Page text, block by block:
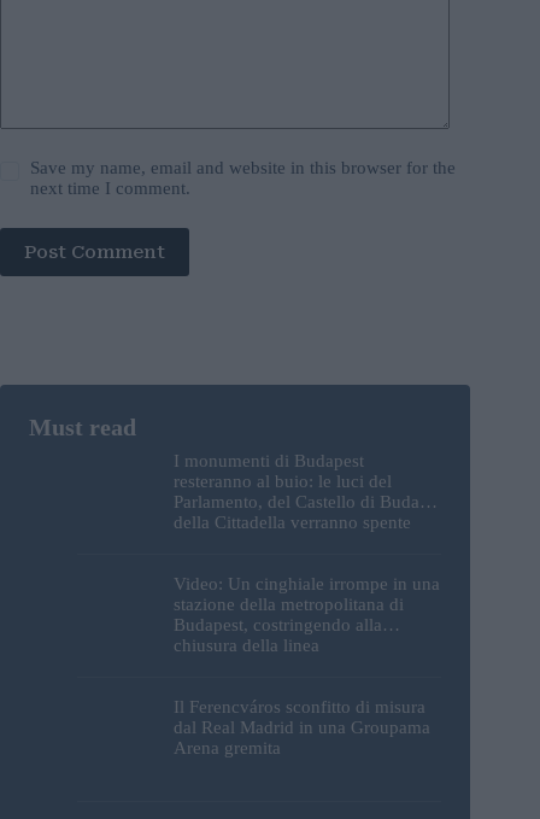
Save my name, email and website in this browser for the
next time I comment.
Post Comment
I monumenti di Budapest
resteranno al buio: le luci del
Parlamento, del Castello di Buda e
della Cittadella verranno spente
Video: Un cinghiale irrompe in una
stazione della metropolitana di
Budapest, costringendo alla
chiusura della linea
Il Ferencváros sconfitto di misura
dal Real Madrid in una Groupama
Arena gremita